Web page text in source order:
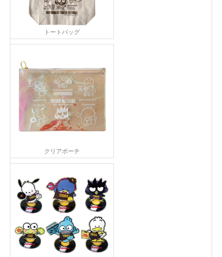
トートバッグ
クリアポーチ